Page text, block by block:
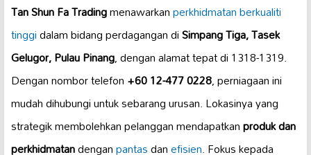
Tan Shun Fa Tradingmenawarkanperkhidmatan berkualiti
tinggidalam bidang perdagangan diSimpang Tiga, Tasek
Gelugor, Pulau Pinang, dengan alamat tepat di 1318-1319.
Dengan nombor telefon+60 12-477 0228, perniagaan ini
mudah dihubungi untuk sebarang urusan. Lokasinya yang
strategik membolehkan pelanggan mendapatkanproduk dan
perkhidmatandenganpantasdanefisien. Fokus kepada